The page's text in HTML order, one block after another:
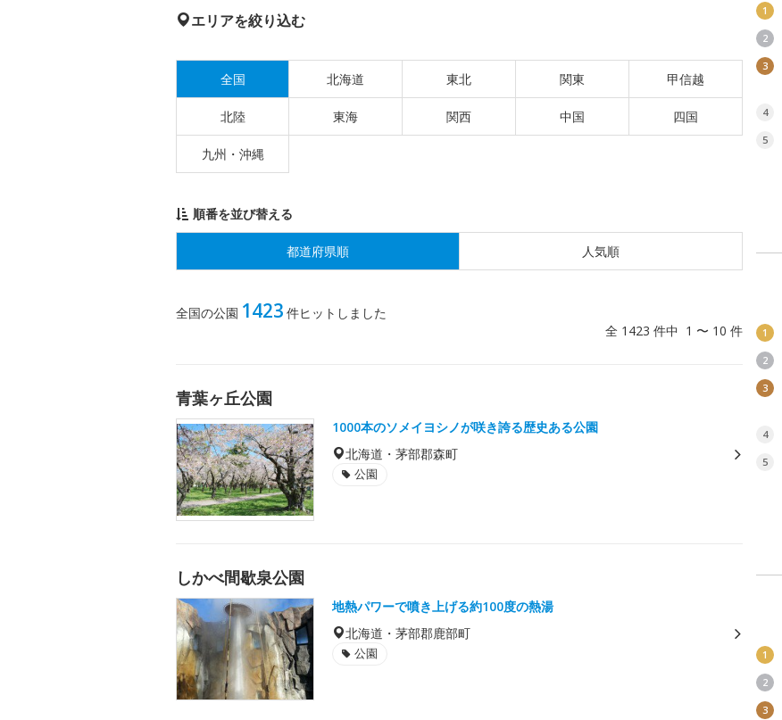
エリアを絞り込む
全国 北海道 東北 関東 甲信越
北陸 東海 関西 中国 四国
九州・沖縄
順番を並び替える
都道府県順 人気順
全国の公園 1423 件ヒットしました
全 1423 件中 1 〜 10 件
青葉ヶ丘公園
1000本のソメイヨシノが咲き誇る歴史ある公園
北海道・茅部郡森町
公園
しかべ間歇泉公園
地熱パワーで噴き上げる約100度の熱湯
北海道・茅部郡鹿部町
公園
1
2
3
4
5
1
2
3
4
5
1
2
3